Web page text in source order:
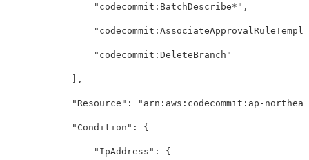
"codecommit:BatchDescribe*" ,
"codecommit:DeleteBranch"
],
"Resource" : "arn:aws:codecommit:ap-
"Condition" : {
"IpAddress" : {